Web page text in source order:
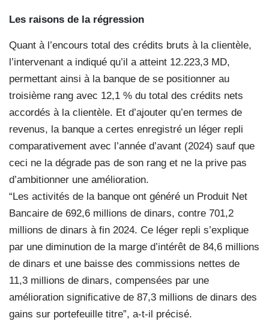
Les raisons de la régression
Quant à l’encours total des crédits bruts à la clientèle,
l’intervenant a indiqué qu’il a atteint 12.223,3 MD,
permettant ainsi à la banque de se positionner au
troisième rang avec 12,1 % du total des crédits nets
accordés à la clientèle. Et d’ajouter qu’en termes de
revenus, la banque a certes enregistré un léger repli
comparativement avec l’année d’avant (2024) sauf que
ceci ne la dégrade pas de son rang et ne la prive pas
d’ambitionner une amélioration.
“Les activités de la banque ont généré un Produit Net
Bancaire de 692,6 millions de dinars, contre 701,2
millions de dinars à fin 2024. Ce léger repli s’explique
par une diminution de la marge d’intérêt de 84,6 millions
de dinars et une baisse des commissions nettes de
11,3 millions de dinars, compensées par une
amélioration significative de 87,3 millions de dinars des
gains sur portefeuille titre”, a-t-il précisé.